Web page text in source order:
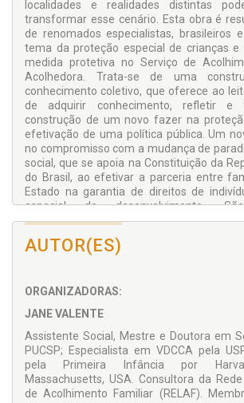
localidades e realidades distintas
transformar esse cenário. Esta obra é
de renomados especialistas, brasileiros
tema da proteção especial de crianças e
medida protetiva no Serviço de
Acolhedora. Trata-se de uma
conhecimento coletivo, que oferece ao
de adquirir conhecimento, refletir
construção de um novo fazer na
efetivação de uma política pública. Um
no compromisso com a mudança de
social, que se apoia na Constituição da
do Brasil, ao efetivar a parceria entre
Estado na garantia de direitos de
especial de desenvolvimento.
compartilhando sua expertise com
resultados de pesquisas e práticas
atendimento às crianças e
comprometidos com a luta cotidiana
uma política pública qualificada. Ao ler este
a esta equipe no compromisso de oferecer
o mais afetivo, efetivo e singular, para
adolescente afastado de sua família de
AUTOR(ES)
ORGANIZADORAS:
JANE VALENTE
Assistente Social, Mestre e Doutora em
PUCSP; Especialista em VDCCA pela
pela Primeira Infância por
Massachusetts, USA. Consultora da
de Acolhimento Familiar (RELAF).